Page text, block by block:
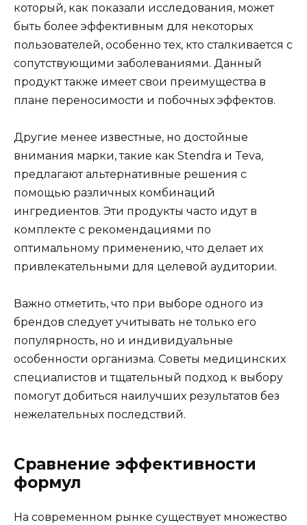
который, как показали исследования, может
быть более эффективным для некоторых
пользователей, особенно тех, кто сталкивается с
сопутствующими заболеваниями. Данный
продукт также имеет свои преимущества в
плане переносимости и побочных эффектов.
Другие менее известные, но достойные
внимания марки, такие как Stendra и Teva,
предлагают альтернативные решения с
помощью различных комбинаций
ингредиентов. Эти продукты часто идут в
комплекте с рекомендациями по
оптимальному применению, что делает их
привлекательными для целевой аудитории.
Важно отметить, что при выборе одного из
брендов следует учитывать не только его
популярность, но и индивидуальные
особенности организма. Советы медицинских
специалистов и тщательный подход к выбору
помогут добиться наилучших результатов без
нежелательных последствий.
Сравнение эффективности
формул
На современном рынке существует множество